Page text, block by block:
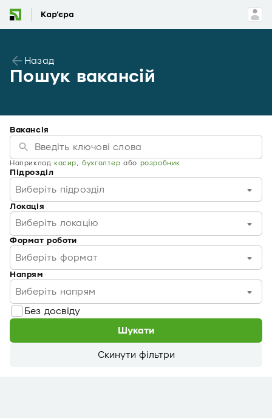
Назад
Пошук вакансій
Вакансія
Наприклад касир,бухгалтер або розробник
Підрозділ
Виберіть підрозділ
Локація
Виберіть локацію
Формат роботи
Виберіть формат
Напрям
Виберіть напрям
Без досвіду
Шукати
Скинути фільтри